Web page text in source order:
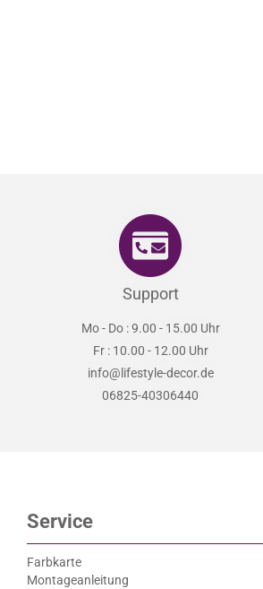
Support
Mo - Do : 9.00 - 15.00 Uhr
Fr : 10.00 - 12.00 Uhr
info@lifestyle-decor.de
06825-40306440
Service
Farbkarte
Montageanleitung